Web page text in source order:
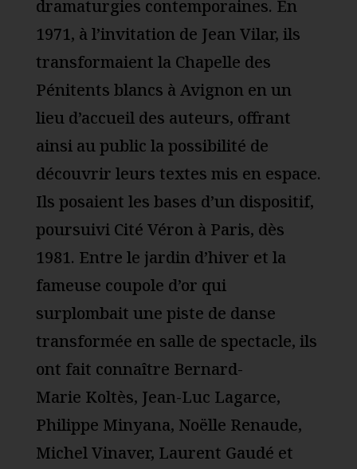
dramaturgies contemporaines. En
1971, à l’invitation de Jean Vilar, ils
transformaient la Chapelle des
Pénitents blancs à Avignon en un
lieu d’accueil des auteurs, offrant
ainsi au public la possibilité de
découvrir leurs textes mis en espace.
Ils posaient les bases d’un dispositif,
poursuivi Cité Véron à Paris, dès
1981. Entre le jardin d’hiver et la
fameuse coupole d’or qui
surplombait une piste de danse
transformée en salle de spectacle, ils
ont fait connaître Bernard-
Marie Koltès, Jean-Luc Lagarce,
Philippe Minyana, Noëlle Renaude,
Michel Vinaver, Laurent Gaudé et